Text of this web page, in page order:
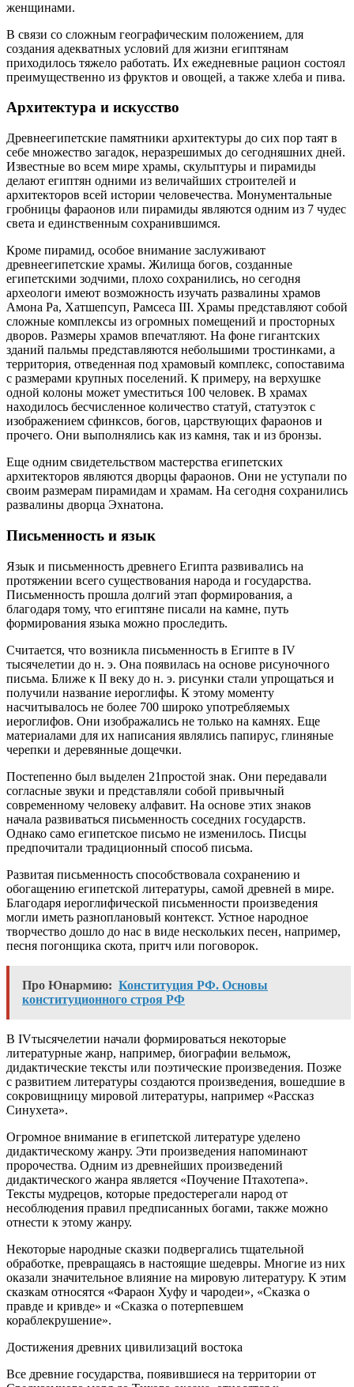
женщинами.
В связи со сложным географическим положением, для
создания адекватных условий для жизни египтянам
приходилось тяжело работать. Их ежедневные рацион состоял
преимущественно из фруктов и овощей, а также хлеба и пива.
Архитектура и искусство
Древнеегипетские памятники архитектуры до сих пор таят в
себе множество загадок, неразрешимых до сегодняшних дней.
Известные во всем мире храмы, скульптуры и пирамиды
делают египтян одними из величайших строителей и
архитекторов всей истории человечества. Монументальные
гробницы фараонов или пирамиды являются одним из 7 чудес
света и единственным сохранившимся.
Кроме пирамид, особое внимание заслуживают
древнеегипетские храмы. Жилища богов, созданные
египетскими зодчими, плохо сохранились, но сегодня
археологи имеют возможность изучать развалины храмов
Амона Ра, Хатшепсуп, Рамсеса ІІІ. Храмы представляют собой
сложные комплексы из огромных помещений и просторных
дворов. Размеры храмов впечатляют. На фоне гигантских
зданий пальмы представляются небольшими тростинками, а
территория, отведенная под храмовый комплекс, сопоставима
с размерами крупных поселений. К примеру, на верхушке
одной колоны может уместиться 100 человек. В храмах
находилось бесчисленное количество статуй, статуэток с
изображением сфинксов, богов, царствующих фараонов и
прочего. Они выполнялись как из камня, так и из бронзы.
Еще одним свидетельством мастерства египетских
архитекторов являются дворцы фараонов. Они не уступали по
своим размерам пирамидам и храмам. На сегодня сохранились
развалины дворца Эхнатона.
Письменность и язык
Язык и письменность древнего Египта развивались на
протяжении всего существования народа и государства.
Письменность прошла долгий этап формирования, а
благодаря тому, что египтяне писали на камне, путь
формирования языка можно проследить.
Считается, что возникла письменность в Египте в IV
тысячелетии до н. э. Она появилась на основе рисуночного
письма. Ближе к II веку до н. э. рисунки стали упрощаться и
получили название иероглифы. К этому моменту
насчитывалось не более 700 широко употребляемых
иероглифов. Они изображались не только на камнях. Еще
материалами для их написания являлись папирус, глиняные
черепки и деревянные дощечки.
Постепенно был выделен 21простой знак. Они передавали
согласные звуки и представляли собой привычный
современному человеку алфавит. На основе этих знаков
начала развиваться письменность соседних государств.
Однако само египетское письмо не изменилось. Писцы
предпочитали традиционный способ письма.
Развитая письменность способствовала сохранению и
обогащению египетской литературы, самой древней в мире.
Благодаря иероглифической письменности произведения
могли иметь разноплановый контекст. Устное народное
творчество дошло до нас в виде нескольких песен, например,
песня погонщика скота, притч или поговорок.
Про Юнармию: Конституция РФ. Основы
конституционного строя РФ
В IVтысячелетии начали формироваться некоторые
литературные жанр, например, биографии вельмож,
дидактические тексты или поэтические произведения. Позже
с развитием литературы создаются произведения, вошедшие в
сокровищницу мировой литературы, например «Рассказ
Синухета».
Огромное внимание в египетской литературе уделено
дидактическому жанру. Эти произведения напоминают
пророчества. Одним из древнейших произведений
дидактического жанра является «Поучение Птахотепа».
Тексты мудрецов, которые предостерегали народ от
несоблюдения правил предписанных богами, также можно
отнести к этому жанру.
Некоторые народные сказки подвергались тщательной
обработке, превращаясь в настоящие шедевры. Многие из них
оказали значительное влияние на мировую литературу. К этим
сказкам относятся «Фараон Хуфу и чародеи», «Сказка о
правде и кривде» и «Сказка о потерпевшем
кораблекрушение».
Достижения древних цивилизаций востока
Все древние государства, появившиеся на территории от